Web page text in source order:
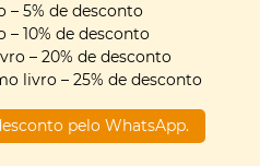
é agora tão
Ken Robinson
– 5% de desconto
10% de desconto
– 20% de desconto
livro – 25% de desconto
pelo WhatsApp.